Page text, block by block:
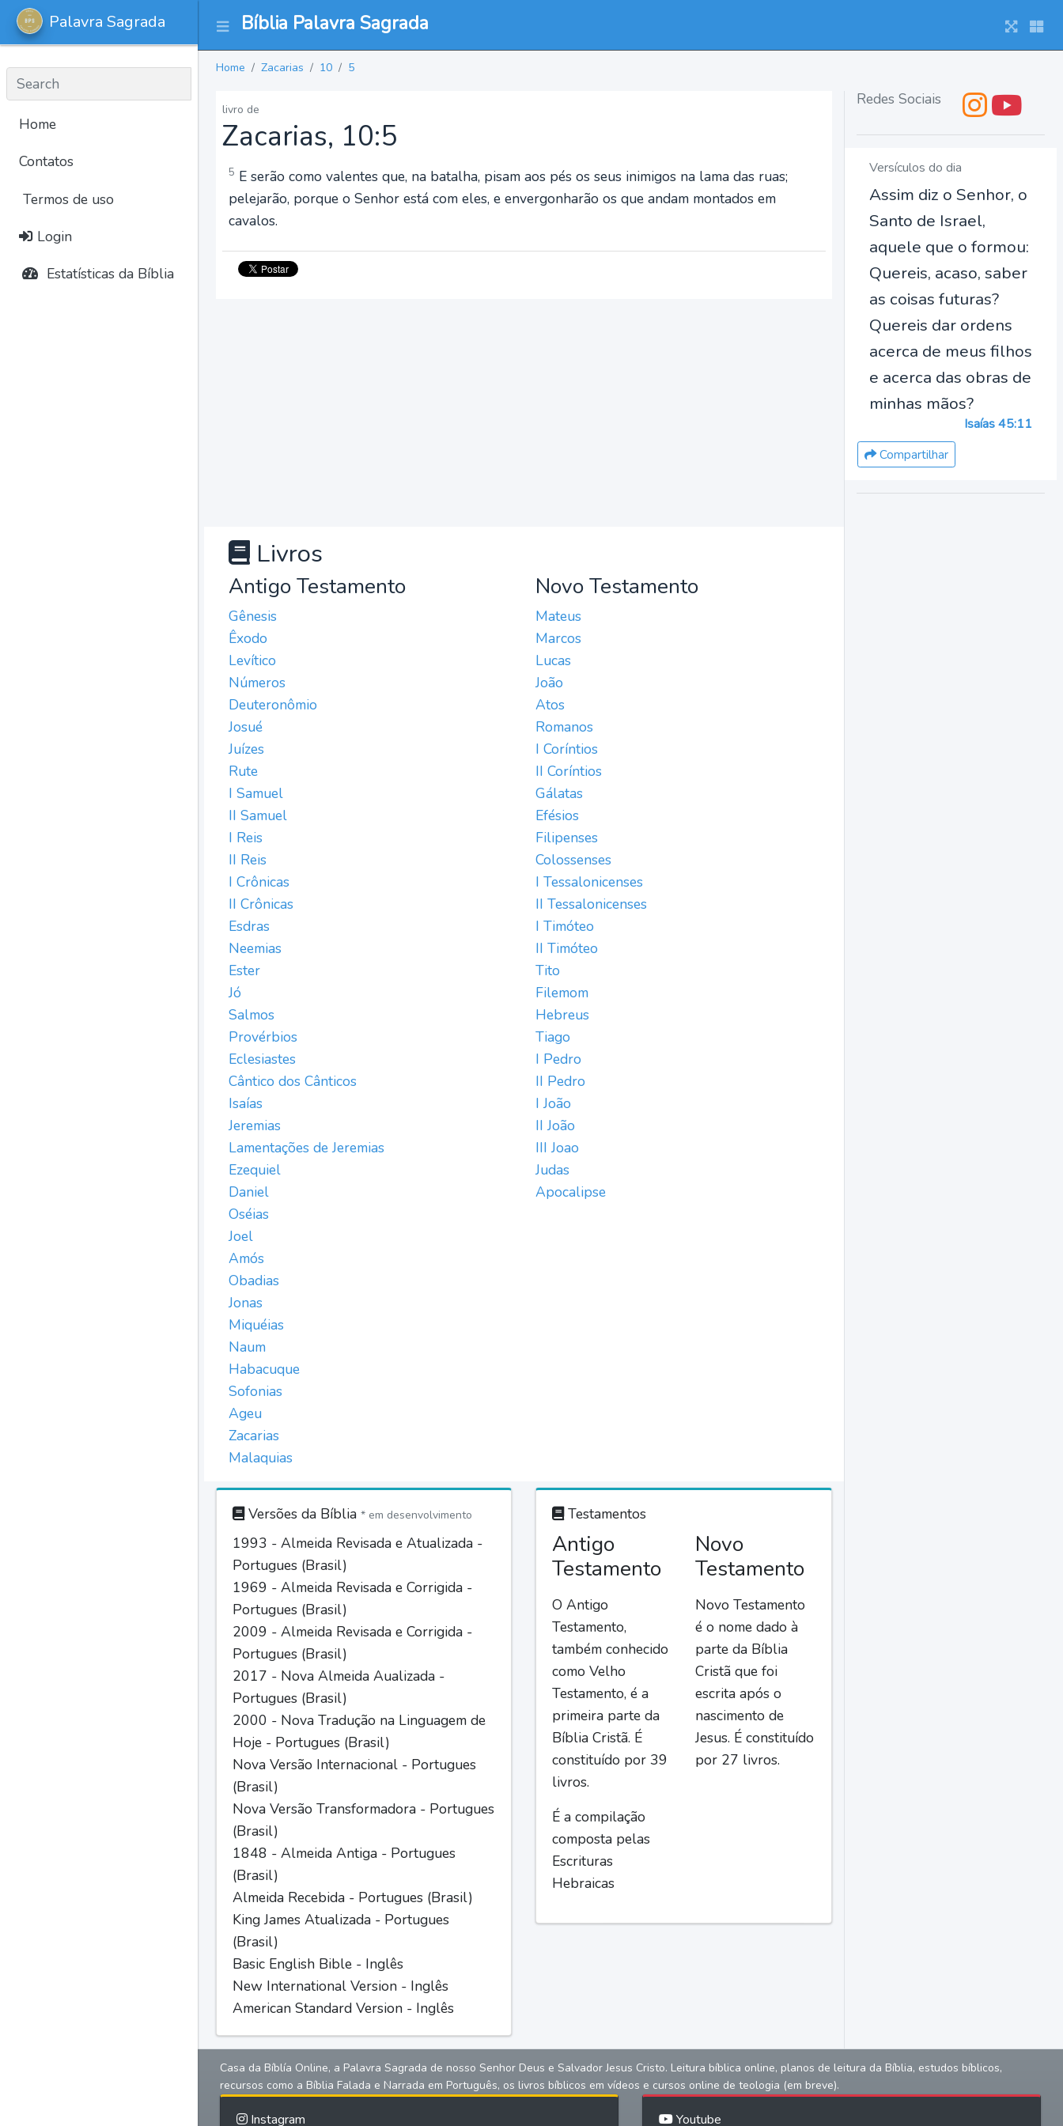
Bíblia Palavra Sagrada
Palavra Sagrada
Home
Contatos
Termos de uso
Login
Estatísticas da Bíblia
Home Zacarias 10 5
livro de
Zacarias, 10:5
5 E serão como valentes que, na batalha, pisam aos pés os seus inimigos na lama das ruas;
pelejarão, porque o Senhor está com eles, e envergonharão os que andam montados em
cavalos.
Livros
Antigo Testamento
Gênesis
Êxodo
Levítico
Números
Deuteronômio
Josué
Juízes
Rute
I Samuel
II Samuel
I Reis
II Reis
I Crônicas
II Crônicas
Esdras
Neemias
Ester
Jó
Salmos
Provérbios
Eclesiastes
Cântico dos Cânticos
Isaías
Jeremias
Lamentações de Jeremias
Ezequiel
Daniel
Oséias
Joel
Amós
Obadias
Jonas
Miquéias
Naum
Habacuque
Sofonias
Ageu
Zacarias
Malaquias
Novo Testamento
Mateus
Marcos
Lucas
João
Atos
Romanos
I Coríntios
II Coríntios
Gálatas
Efésios
Filipenses
Colossenses
I Tessalonicenses
II Tessalonicenses
I Timóteo
II Timóteo
Tito
Filemom
Hebreus
Tiago
I Pedro
II Pedro
I João
II João
III Joao
Judas
Apocalipse
Versões da Bíblia * em desenvolvimento
1993 - Almeida Revisada e Atualizada -
Portugues (Brasil)
1969 - Almeida Revisada e Corrigida -
Portugues (Brasil)
2009 - Almeida Revisada e Corrigida -
Portugues (Brasil)
2017 - Nova Almeida Aualizada -
Portugues (Brasil)
2000 - Nova Tradução na Linguagem de
Hoje - Portugues (Brasil)
Nova Versão Internacional - Portugues
(Brasil)
Nova Versão Transformadora - Portugues
(Brasil)
1848 - Almeida Antiga - Portugues
(Brasil)
Almeida Recebida - Portugues (Brasil)
King James Atualizada - Portugues
(Brasil)
Basic English Bible - Inglês
New International Version - Inglês
American Standard Version - Inglês
Testamentos
Antigo
Testamento
O Antigo
Testamento,
também conhecido
como Velho
Testamento, é a
primeira parte da
Bíblia Cristã. É
constituído por 39
livros.
É a compilação
composta pelas
Escrituras
Hebraicas
Novo
Testamento
Novo Testamento
é o nome dado à
parte da Bíblia
Cristã que foi
escrita após o
nascimento de
Jesus. É constituído
por 27 livros.
Redes Sociais
Versículos do dia
Assim diz o Senhor, o
Santo de Israel,
aquele que o formou:
Quereis, acaso, saber
as coisas futuras?
Quereis dar ordens
acerca de meus filhos
e acerca das obras de
minhas mãos?
Isaías 45:11
Compartilhar
Casa da Bíblía Online, a Palavra Sagrada de nosso Senhor Deus e Salvador Jesus Cristo. Leitura bíblica online, planos de leitura da Bíblia, estudos bíblicos,
recursos como a Bíblia Falada e Narrada em Português, os livros bíblicos em vídeos e cursos online de teologia (em breve).
Instagram Youtube